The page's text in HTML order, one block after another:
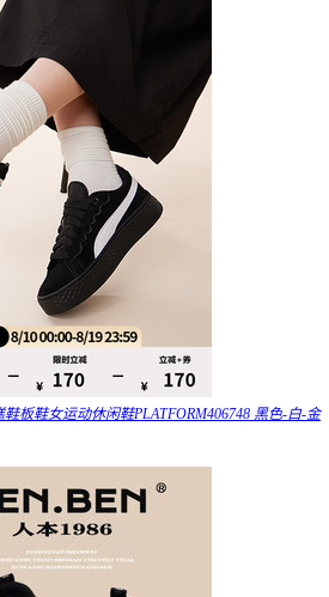
板鞋女运动休闲鞋PLATFORM406748 黑色-白-金